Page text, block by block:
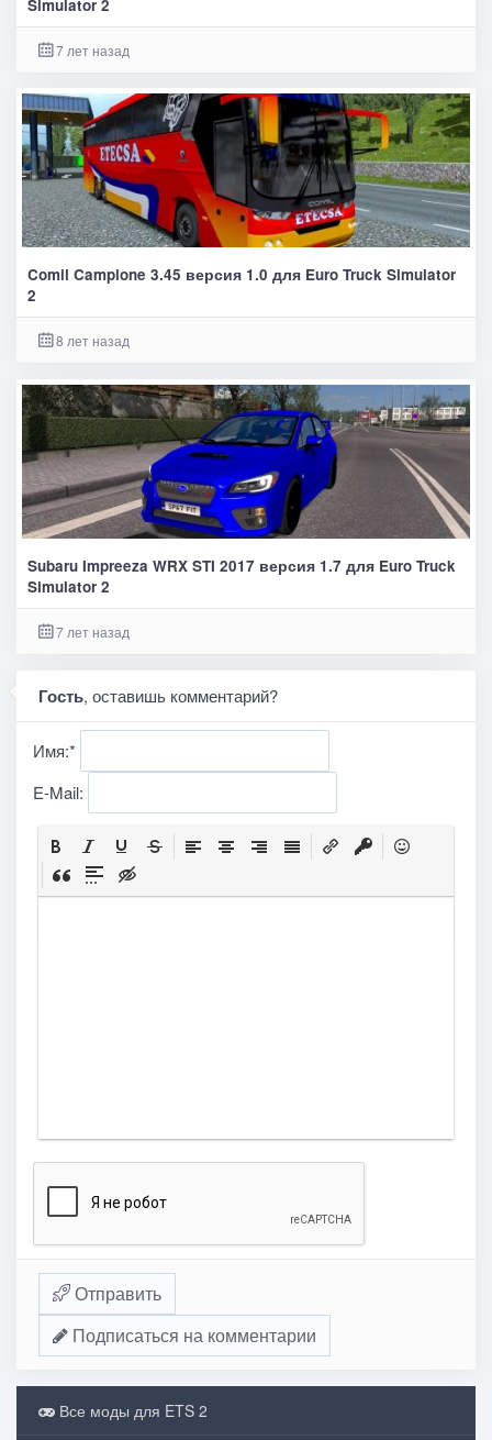
Simulator 2
7 лет назад
Comil Campione 3.45 версия 1.0 для Euro Truck Simulator
2
8 лет назад
Subaru Impreeza WRX STI 2017 версия 1.7 для Euro Truck
Simulator 2
7 лет назад
Гость, оставишь комментарий?
Имя:*
E-Mail:
Отправить
Подписаться на комментарии
Все моды для ETS 2